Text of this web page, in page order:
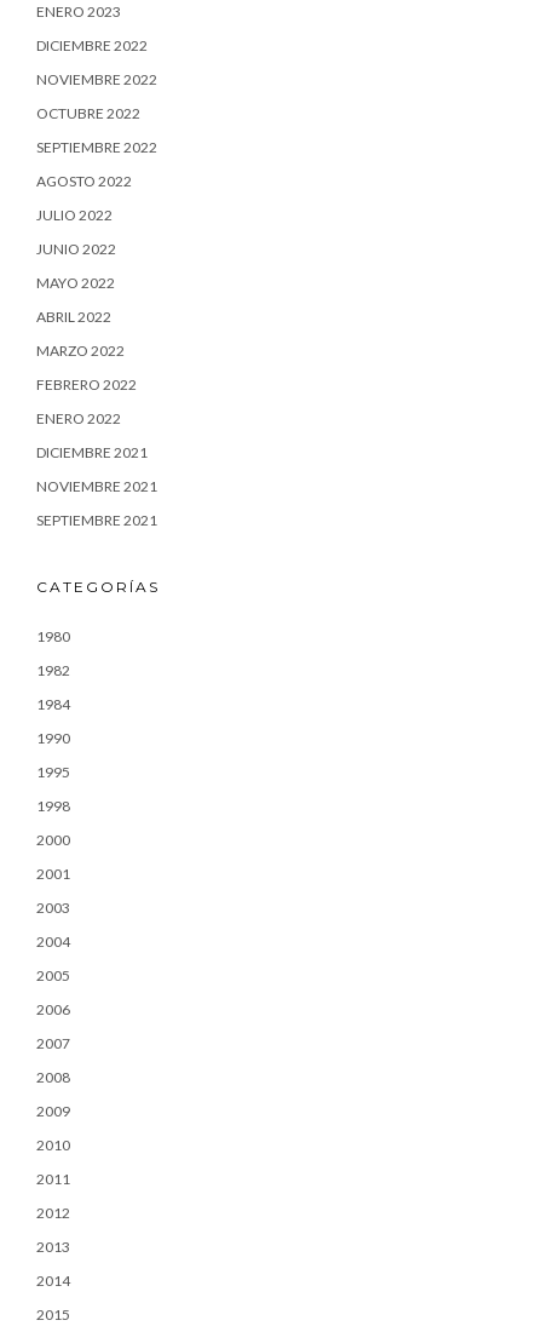
ENERO 2023
DICIEMBRE 2022
NOVIEMBRE 2022
OCTUBRE 2022
SEPTIEMBRE 2022
AGOSTO 2022
JULIO 2022
JUNIO 2022
MAYO 2022
ABRIL 2022
MARZO 2022
FEBRERO 2022
ENERO 2022
DICIEMBRE 2021
NOVIEMBRE 2021
SEPTIEMBRE 2021
CATEGORÍAS
1980
1982
1984
1990
1995
1998
2000
2001
2003
2004
2005
2006
2007
2008
2009
2010
2011
2012
2013
2014
2015